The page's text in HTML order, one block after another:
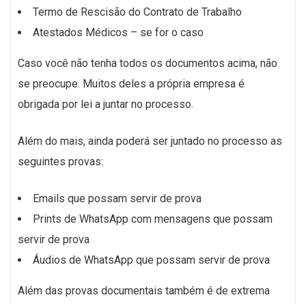
Termo de Rescisão do Contrato de Trabalho
Atestados Médicos – se for o caso
Caso você não tenha todos os documentos acima, não
se preocupe. Muitos deles a própria empresa é
obrigada por lei a juntar no processo.
Além do mais, ainda poderá ser juntado no processo as
seguintes provas:
Emails que possam servir de prova
Prints de WhatsApp com mensagens que possam
servir de prova
Áudios de WhatsApp que possam servir de prova
Além das provas documentais também é de extrema